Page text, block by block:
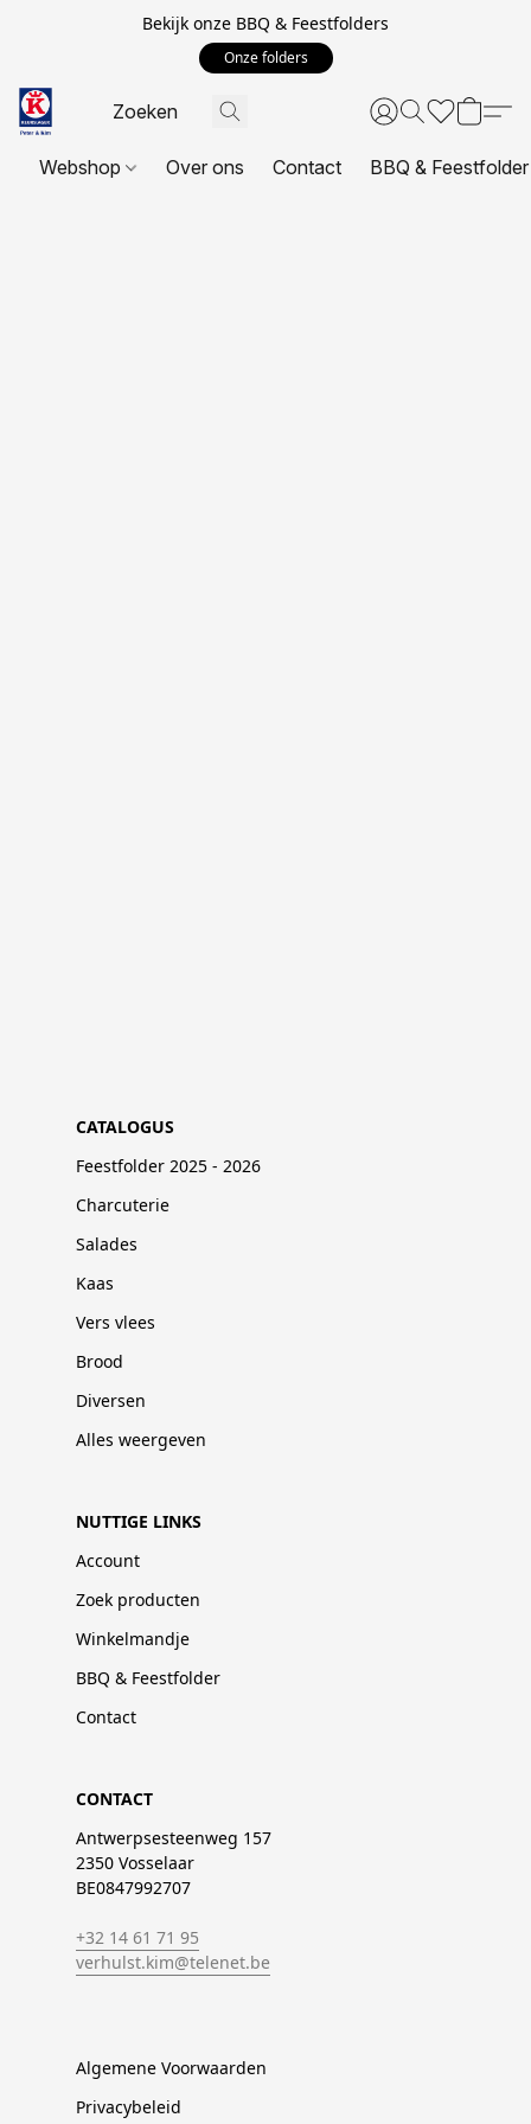
Bekijk onze BBQ & Feestfolders
Onze folders
Webshop Over ons Contact BBQ & Feestfolder
CATALOGUS
Feestfolder 2025 - 2026
Charcuterie
Salades
Kaas
Vers vlees
Brood
Diversen
Alles weergeven
NUTTIGE LINKS
Account
Zoek producten
Winkelmandje
BBQ & Feestfolder
Contact
CONTACT
Antwerpsesteenweg 157
2350 Vosselaar
BE0847992707
+32 14 61 71 95
verhulst.kim@telenet.be
Algemene Voorwaarden
Privacybeleid